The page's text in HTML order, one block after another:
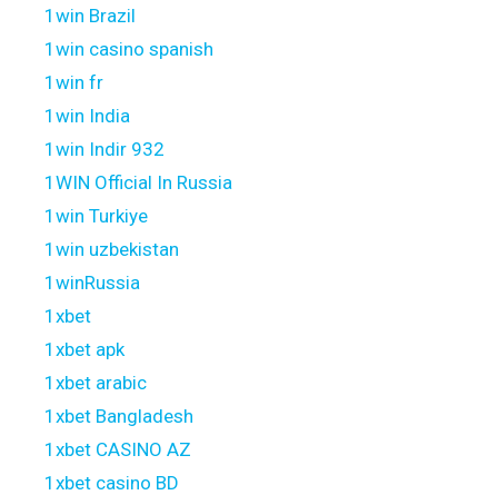
1win Brazil
1win casino spanish
1win fr
1win India
1win Indir 932
1WIN Official In Russia
1win Turkiye
1win uzbekistan
1winRussia
1xbet
1xbet apk
1xbet arabic
1xbet Bangladesh
1xbet CASINO AZ
1xbet casino BD